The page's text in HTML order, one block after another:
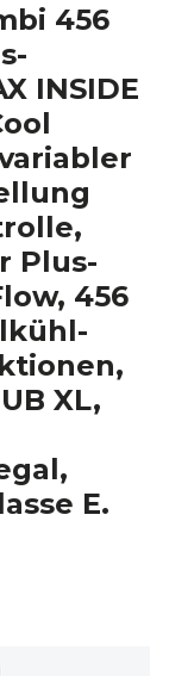
456
INSIDE
Plus-
456
XL,
E.